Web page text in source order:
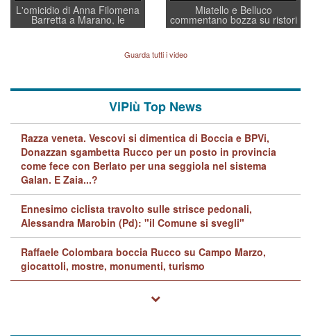
L'omicidio di Anna Filomena
Barretta a Marano, le
indagini dei carabinieri di
quelle di... Barbara D'Urso
Miatello e Belluco
commentano bozza su ristori
BPVi e Veneto Banca
Guarda tutti i video
ViPiù Top News
Razza veneta. Vescovi si dimentica di Boccia e BPVi,
Donazzan sgambetta Rucco per un posto in provincia
come fece con Berlato per una seggiola nel sistema
Galan. E Zaia...?
Ennesimo ciclista travolto sulle strisce pedonali,
Alessandra Marobin (Pd): "il Comune si svegli"
Raffaele Colombara boccia Rucco su Campo Marzo,
giocattoli, mostre, monumenti, turismo